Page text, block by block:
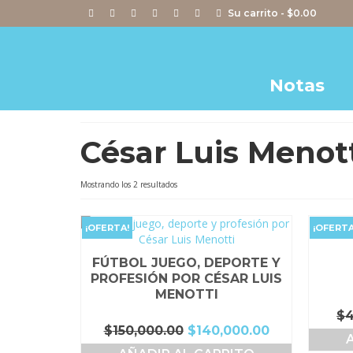
Su carrito - $0.00
Notas
César Luis
Mostrando los 2 resultadosOrdenado
¡OFERTA!
FÚTBOL JUEGO, DEPORTE Y
PROFESIÓN POR CÉSAR LUIS
MENOTTI
$150,000.00 El
precio
$140,000.00El
precio
$